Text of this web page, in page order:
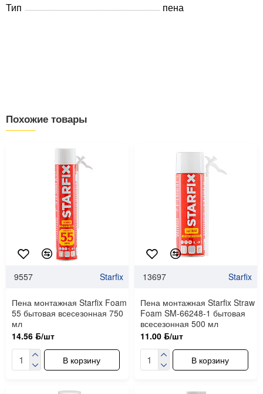
Тип
пена
Похожие товары
9557 Starfix
Пена монтажная Starfix Foam
55 бытовая всесезонная 750
мл
14.56 ƃ/шт
В корзину
13697 Starfix
Пена монтажная Starfix Straw
Foam SM-66248-1 бытовая
всесезонная 500 мл
11.00 ƃ/шт
В корзину